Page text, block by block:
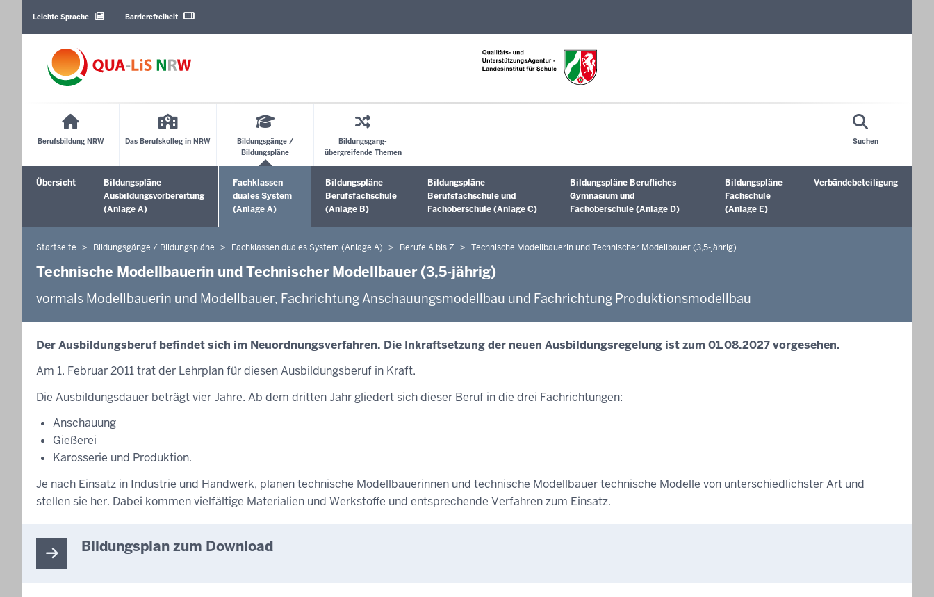
Sprachen
Leichte Sprache Barrierefreiheit
Berufsbildung NRW Das Berufskolleg in NRW
Bildungsgänge /
Bildungspläne
Bildungsgang-
übergreifende Themen
Suchen
Sekundärmenü
Übersicht
Bildungspläne
Ausbildungsvorbereitung
(Anlage A)
Fachklassen
duales System
(Anlage A)
Untermenü öffnen
Bildungspläne
Berufsfachschule
(Anlage B)
Untermenü öffnen
Bildungspläne
Berufsfachschule und
Fachoberschule (Anlage C)
Untermenü öffnen
Bildungspläne Berufliches
Gymnasium und
Fachoberschule (Anlage D)
Untermenü öffnen
Bildungspläne
Fachschule
(Anlage E)
Verbändebeteiligung
Sie
befinden
hier
Startseite Bildungsgänge / Bildungspläne Fachklassen duales System (Anlage A) Berufe A bis Z Technische Modellbauerin und Technischer Modellbauer (3,5-jährig)
Technische Modellbauerin und Technischer Modellbauer (3,5-jährig)
vormals Modellbauerin und Modellbauer, Fachrichtung Anschauungsmodellbau und Fachrichtung Produktionsmodellbau
Der Ausbildungsberuf befindet sich im Neuordnungsverfahren. Die Inkraftsetzung der neuen Ausbildungsregelung ist zum 01.08.2027 vorgesehen.
Am 1. Februar 2011 trat der Lehrplan für diesen Ausbildungsberuf in Kraft.
Die Ausbildungsdauer beträgt vier Jahre. Ab dem dritten Jahr gliedert sich dieser Beruf in die drei Fachrichtungen:
Anschauung
Gießerei
Karosserie und Produktion.
Je nach Einsatz in Industrie und Handwerk, planen technische Modellbauerinnen und technische Modellbauer technische Modelle von unterschiedlichster Art und
stellen sie her. Dabei kommen vielfältige Materialien und Werkstoffe und entsprechende Verfahren zum Einsatz.
Bildungsplan zum Download